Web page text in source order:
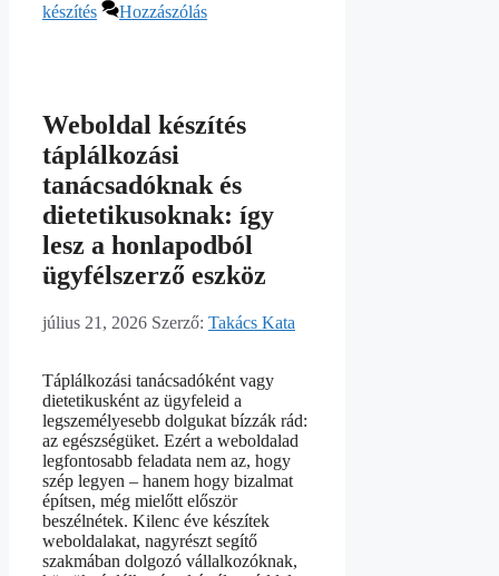
készítés
Hozzászólás
Weboldal készítés
táplálkozási
tanácsadóknak és
dietetikusoknak: így
lesz a honlapodból
ügyfélszerző eszköz
július 21, 2026 Szerző: Takács Kata
Táplálkozási tanácsadóként vagy
dietetikusként az ügyfeleid a
legszemélyesebb dolgukat bízzák rád:
az egészségüket. Ezért a weboldalad
legfontosabb feladata nem az, hogy
szép legyen – hanem hogy bizalmat
építsen, még mielőtt először
beszélnétek. Kilenc éve készítek
weboldalakat, nagyrészt segítő
szakmában dolgozó vállalkozóknak,